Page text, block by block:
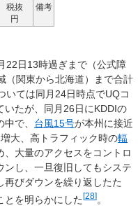
税抜
円
備考
22日13時過ぎまで（公式障
（関東から北海道）まで合計
いては同月24日時点でUQコ
いたが、同月26日にKDDIの
で、 台風15号が本州に接近
大、高トラフィック時の輻
、大量のアクセスをコントロ
ンし、一旦復旧してもシステ
再びダウンを繰り返したた
とを明らかにした[28]。